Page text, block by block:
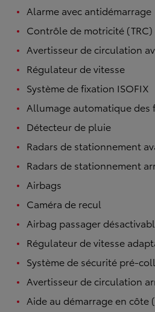
Alarme avec antidémarrage
Contrôle de motricité (TRC)
Avertisseur de circulation
Régulateur de vitesse
Système de fixation ISOFIX
Allumage automatique des
Détecteur de pluie
Radars de stationnement
Radars de stationnement
Airbags
Caméra de recul
Airbag passager
Régulateur de vitesse
Système de sécurité pré-
Avertisseur de circulation
Aide au démarrage en côte